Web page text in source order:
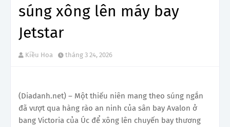
súng xông lên máy bay
Jetstar
Kiều Hoa tháng 3 24, 2026
(Diadanh.net) – Một thiếu niên mang theo súng ngắn
đã vượt qua hàng rào an ninh của sân bay Avalon ở
bang Victoria của Úc để xông lên chuyến bay thương